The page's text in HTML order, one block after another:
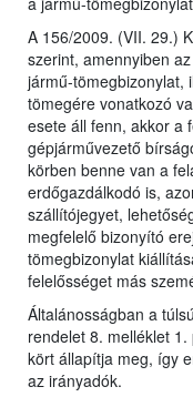
A 156/2009. (VII. 29.)
szerint, amennyiben
jármű-tömegbizonylat,
tömegére vonatkozó
esete áll fenn, akkor a
gépjárművezető
körben benne van a
erdőgazdálkodó is,
szállítójegyet,
megfelelő bizonyító
tömegbizonylat
felelősséget más
Általánosságban a
rendelet 8. melléklet
kört állapítja meg, így
az irányadók.